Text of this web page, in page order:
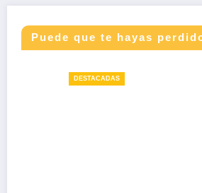
Puede que te hayas
DESTACADAS